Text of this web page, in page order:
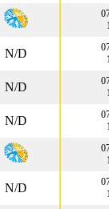
N/D
N/D
N/D
N/D